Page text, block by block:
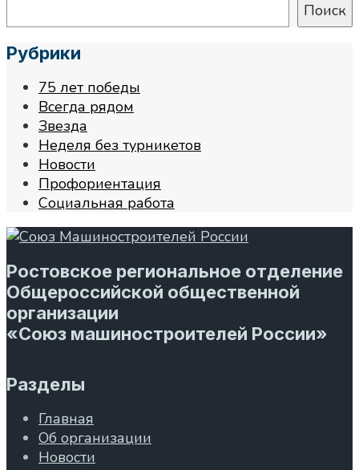
Поиск
Рубрики
75 лет победы
Всегда рядом
Звезда
Неделя без турникетов
Новости
Профориентация
Социальная работа
Ростовское региональное отделение
Общероссийской общественной
организации
«Союз машиностроителей России»
Разделы
Главная
Об организации
Новости